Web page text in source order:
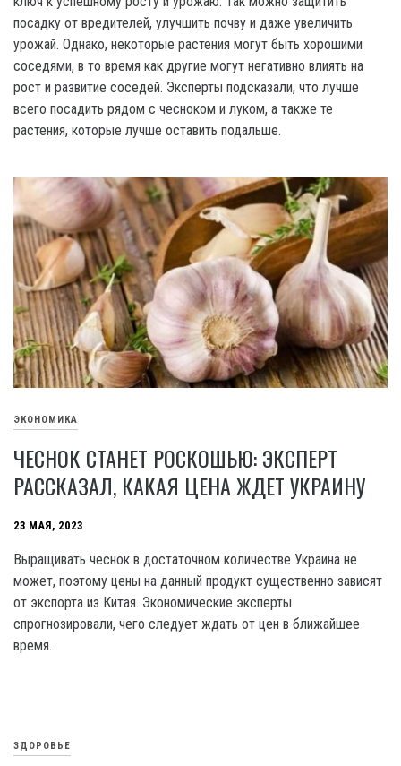
посадку от вредителей, улучшить почву и даже увеличить
урожай. Однако, некоторые растения могут быть хорошими
соседями, в то время как другие могут негативно влиять на
рост и развитие соседей. Эксперты подсказали, что лучше
всего посадить рядом с чесноком и луком, а также те
растения, которые лучше оставить подальше.
ЭКОНОМИКА
ЧЕСНОК СТАНЕТ РОСКОШЬЮ: ЭКСПЕРТ
РАССКАЗАЛ, КАКАЯ ЦЕНА ЖДЕТ УКРАИНУ
23 МАЯ, 2023
Выращивать чеснок в достаточном количестве Украина не
может, поэтому цены на данный продукт существенно зависят
от экспорта из Китая. Экономические эксперты
спрогнозировали, чего следует ждать от цен в ближайшее
время.
ЗДОРОВЬЕ